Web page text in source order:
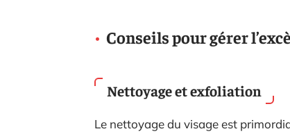
Conseils pour gérer
Nettoyage et exfoliation
Le nettoyage du visage est